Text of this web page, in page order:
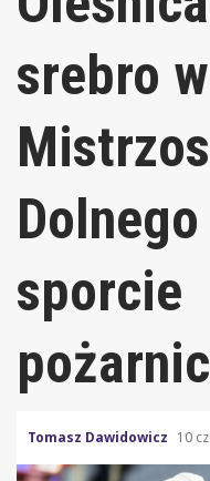
srebro w
sporcie
Tomasz Dawidowicz 10